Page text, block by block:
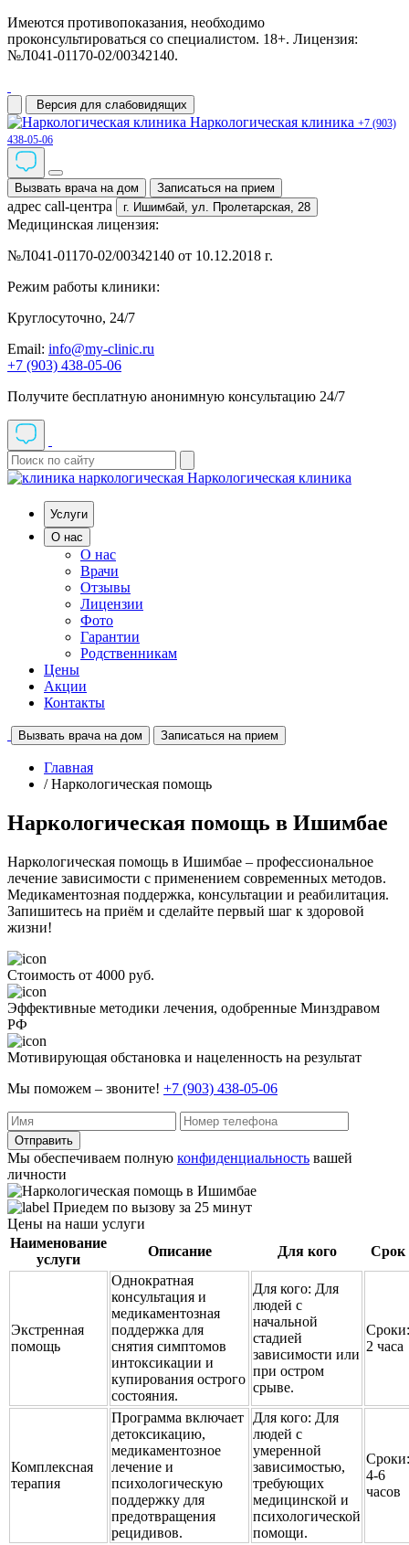
Имеются противопоказания, необходимо
проконсультироваться со специалистом. 18+. Лицензия:
№Л041-01170-02/00342140.
Версия для слабовидящих
Наркологическая клиника +7 (903)
438-05-06
Вызвать врача на дом Записаться на прием
адрес call-центра г. Ишимбай, ул. Пролетарская, 28
Медицинская лицензия:
№Л041-01170-02/00342140 от 10.12.2018 г.
Режим работы клиники:
Круглосуточно, 24/7
Email: info@my-clinic.ru
+7 (903) 438-05-06
Получите бесплатную анонимную консультацию 24/7
Наркологическая клиника
Услуги
О нас
О нас
Врачи
Отзывы
Лицензии
Фото
Гарантии
Родственникам
Цены
Акции
Контакты
Вызвать врача на дом Записаться на прием
Главная
/ Наркологическая помощь
Наркологическая помощь в Ишимбае
Наркологическая помощь в Ишимбае – профессиональное
лечение зависимости с применением современных методов.
Медикаментозная поддержка, консультации и реабилитация.
Запишитесь на приём и сделайте первый шаг к здоровой
жизни!
Стоимость от 4000 руб.
Эффективные методики лечения, одобренные Минздравом
РФ
Мотивирующая обстановка и нацеленность на результат
Мы поможем – звоните! +7 (903) 438-05-06
Отправить
Мы обеспечиваем полную конфиденциальность вашей
личности
Приедем по вызову за 25 минут
Цены на наши услуги
Наименование
услуги
Описание Для кого Срок
Экстренная
помощь
Однократная
консультация и
медикаментозная
поддержка для
снятия симптомов
интоксикации и
купирования острого
состояния.
Для кого: Для
людей с
начальной
стадией
зависимости или
при остром
срыве.
Сроки:
2 часа
Комплексная
терапия
Программа включает
детоксикацию,
медикаментозное
лечение и
психологическую
поддержку для
предотвращения
рецидивов.
Для кого: Для
людей с
умеренной
зависимостью,
требующих
медицинской и
психологической
помощи.
Сроки:
4-6
часов